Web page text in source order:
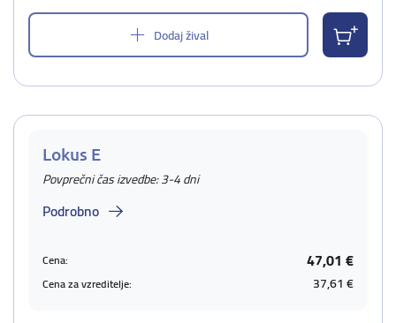
Dodaj žival
Lokus E
Povprečni čas izvedbe: 3-4 dni
Podrobno
Cena: 47,01 €
Cena za vzreditelje: 37,61 €